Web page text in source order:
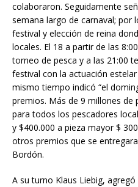
colaboraron. Seguidamente
semana largo de carnaval; por
festival y elección de reina
locales. El 18 a partir de las
torneo de pesca y a las 21:00
festival con la actuación
mismo tiempo indicó “el
premios. Más de 9 millones
para todos los pescadores
y $400.000 a pieza mayor $
otros premios que se
Bordón.
A su turno Klaus Liebig,